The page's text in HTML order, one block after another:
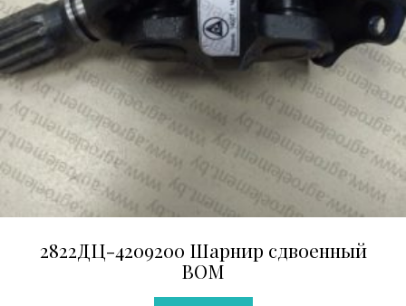
2822ДЦ-4209200 Шарнир сдвоенный
ВОМ